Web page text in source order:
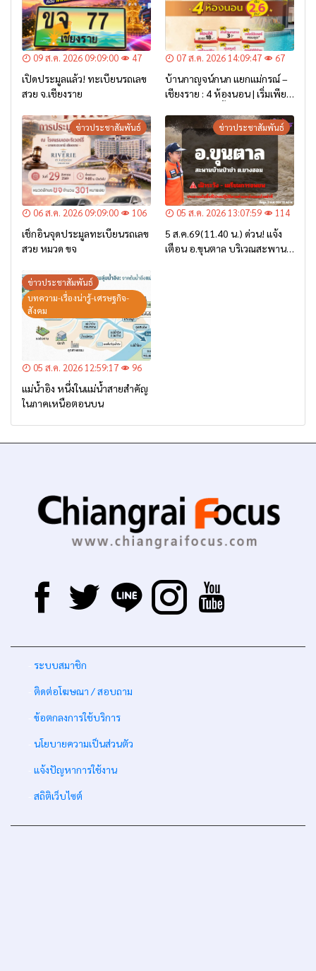
09 ส.ค. 2026 09:09:00 47
เปิดประมูลแล้ว! ทะเบียนรถเลข
สวย จ.เชียงราย
07 ส.ค. 2026 14:09:47 67
บ้านกาญจน์กนก แยกแม่กรณ์ –
เชียงราย : 4 ห้องนอน | เริ่มเพียง
ข่าวประชาสัมพันธ์
06 ส.ค. 2026 09:09:00 106
เช็กอินจุดประมูลทะเบียนรถเลข
สวย หมวด ขจ
ข่าวประชาสัมพันธ์
05 ส.ค. 2026 13:07:59 114
5 ส.ค.69(11.40 น.) ด่วน! แจ้ง
เตือน อ.ขุนตาล บริเวณสะพาน
ข่าวประชาสัมพันธ์
บทความ-เรื่องน่ารู้-เศรษฐกิจ-
สังคม
05 ส.ค. 2026 12:59:17 96
แม่น้ำอิง หนึ่งในแม่น้ำสายสำคัญ
ในภาคเหนือตอนบน
ระบบสมาชิก
ติดต่อโฆษณา / สอบถาม
ข้อตกลงการใช้บริการ
นโยบายความเป็นส่วนตัว
แจ้งปัญหาการใช้งาน
สถิติเว็บไซต์